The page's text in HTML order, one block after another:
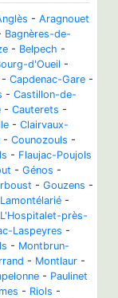
- Aragnouet
Bagnères-de-
- Belpech -
d'Oueil -
- Capdenac-Gare -
- Castillon-de-
- Cauterets -
- Clairvaux-
- Counozouls -
- Flaujac-Poujols
- Génos -
- Gouzens -
Lamontélarié -
L'Hospitalet-près-
Laspeyres -
- Montbrun-
- Montlaur -
- Paulinet
- Riols -